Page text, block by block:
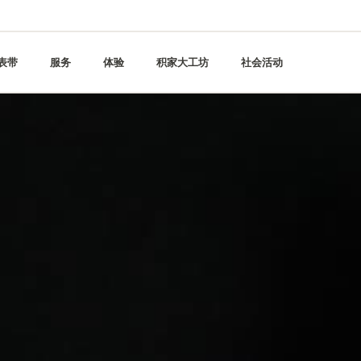
带 服务 体验 积家大工坊 社会活动